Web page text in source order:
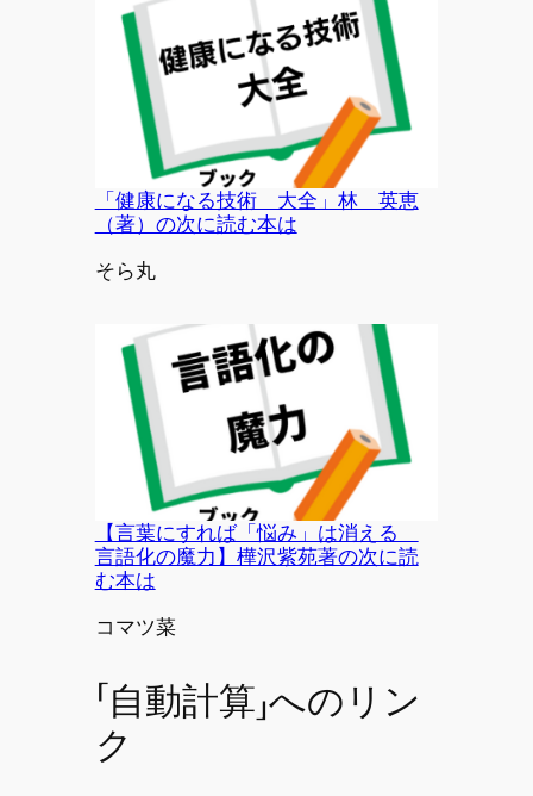
「健康になる技術 大全」林 英恵
（著）の次に読む本は
投稿者
そら丸
【言葉にすれば「悩み」は消える
言語化の魔力】樺沢紫苑著の次に読
む本は
投稿者
コマツ菜
「自動計算」へのリン
ク